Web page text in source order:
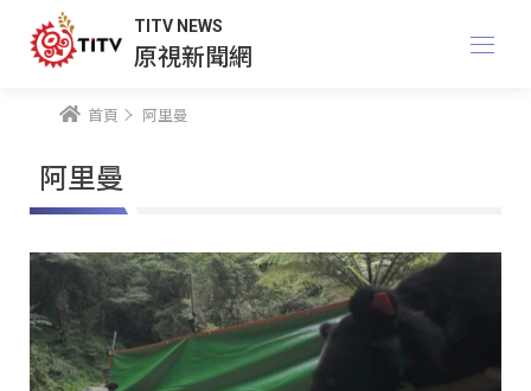
TITV NEWS
原視新聞網
首頁 阿里曼
阿里曼